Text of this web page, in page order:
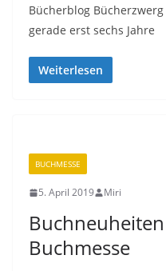
Bücherblog
gerade erst sechs Jahre
Weiterlesen
BUCHMESSE
5. April 2019 Miri
Buchmesse